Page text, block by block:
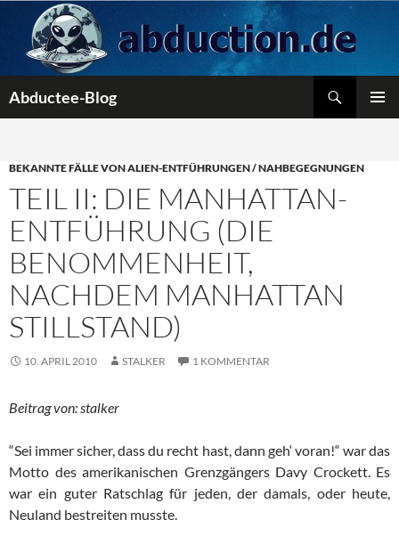
Inhalt
springen
Abductee-Blog
BEKANNTE FÄLLE VON ALIEN-ENTFÜHRUNGEN / NAHBEGEGNUNGEN
TEIL II: DIE MANHATTAN-
ENTFÜHRUNG (DIE
BENOMMENHEIT,
NACHDEM MANHATTAN
STILLSTAND)
10. APRIL 2010 STALKER 1 KOMMENTAR
Beitrag von: stalker
“Sei immer sicher, dass du recht hast, dann geh‘ voran!“ war das
Motto des amerikanischen Grenzgängers Davy Crockett. Es
war ein guter Ratschlag für jeden, der damals, oder heute,
Neuland bestreiten musste.